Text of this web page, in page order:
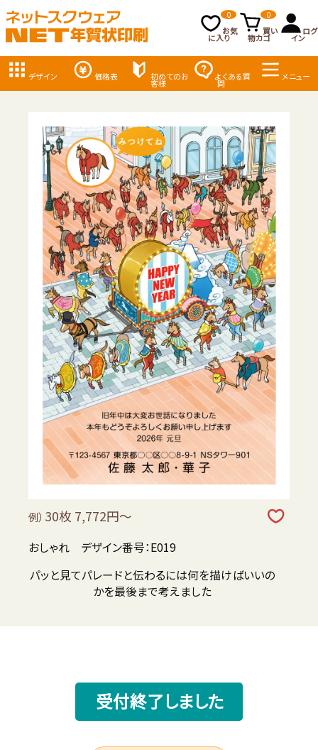
お気
に入り
0
買い
物カゴ
0
ログ
イン
デザイン 価格表 初めてのお
客様
よくある質
問
メニュー
例） 30枚 7,772円～
おしゃれ デザイン番号：E019
パッと見てパレードと伝わるには何を描けばいいの
かを最後まで考えました
受付終了しました